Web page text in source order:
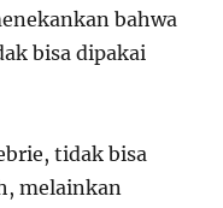
bahwa
bisa dipakai
tidak bisa
melainkan